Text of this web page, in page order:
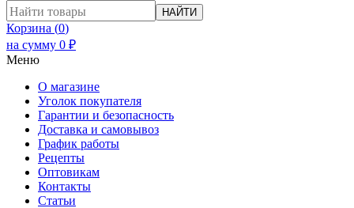
НАЙТИ
Корзина (0)
на сумму 0 ₽
Меню
О магазине
Уголок покупателя
Гарантии и безопасность
Доставка и самовывоз
График работы
Рецепты
Оптовикам
Контакты
Статьи